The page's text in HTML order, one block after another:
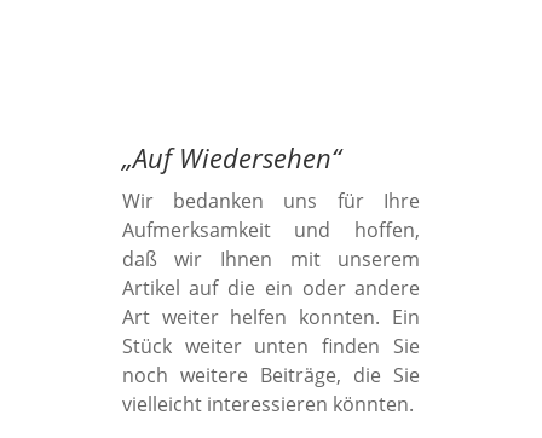
„Auf Wiedersehen“
Wir bedanken uns für Ihre
Aufmerksamkeit und hoffen,
daß wir Ihnen mit unserem
Artikel auf die ein oder andere
Art weiter helfen konnten. Ein
Stück weiter unten finden Sie
noch weitere Beiträge, die Sie
vielleicht interessieren könnten.